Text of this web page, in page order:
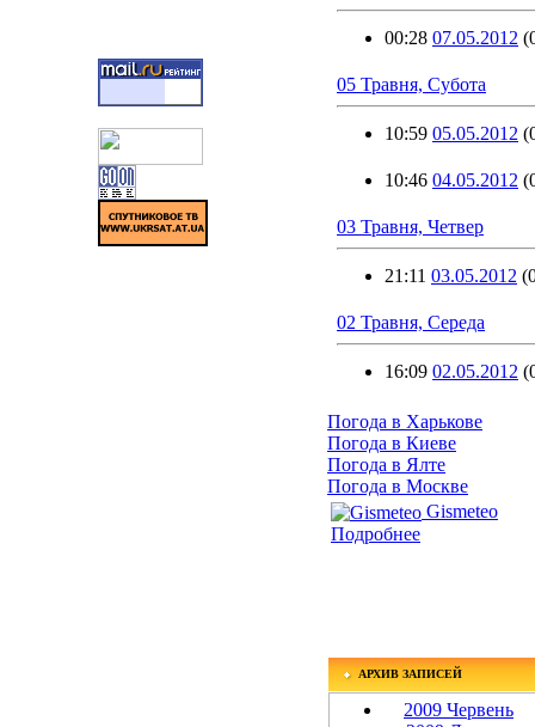
00:28 07.05.2012
05 Травня, Субота
10:59 05.05.2012
10:46 04.05.2012
03 Травня, Четвер
21:11 03.05.2012
02 Травня, Середа
16:09 02.05.2012
Погода в Харькове
Погода в Киеве
Погода в Ялте
Погода в Москве
Gismeteo
Подробнее
АРХИВ ЗАПИСЕЙ
2009 Червень